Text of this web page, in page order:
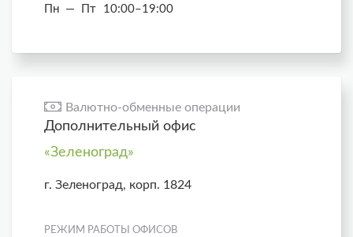
Пн — Пт 10:00–19:00
Валютно-обменные операции
Дополнительный офис
«Зеленоград»
г. Зеленоград, корп. 1824
РЕЖИМ РАБОТЫ ОФИСОВ